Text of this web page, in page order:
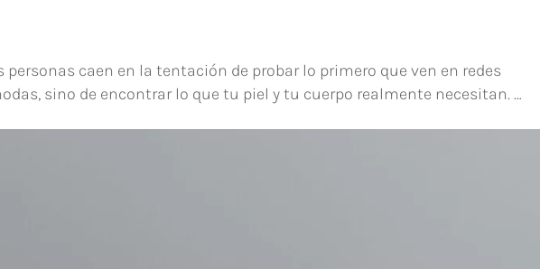
caen en la tentación de probar lo primero que ven en redes
sino de encontrar lo que tu piel y tu cuerpo realmente necesitan. …